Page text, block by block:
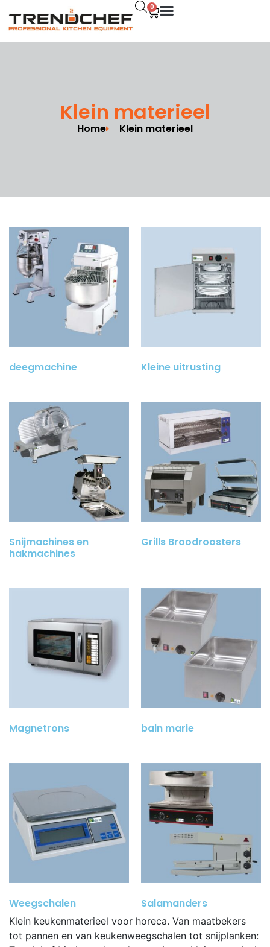
0
Klein materieel
Home Klein materieel
deegmachine Kleine uitrusting
Snijmachines en
hakmachines
Grills Broodroosters
Magnetrons bain marie
Weegschalen Salamanders
Klein keukenmaterieel voor horeca. Van maatbekers
tot pannen en van keukenweegschalen tot snijplanken: